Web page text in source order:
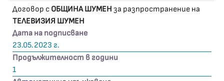
Договор с ОБЩИНА ШУМЕН за разпространение на
ТЕЛЕВИЗИЯ ШУМЕН
Дата на подписване
23.05.2023 г.
Продължителност в години
1